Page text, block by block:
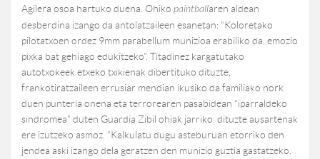
Agilera osoa hartuko duena. Ohiko paintballaren aldean
desberdina izango da antolatzaileen esanetan: “Koloretako
pilotatxoen ordez 9mm parabellum munizioa erabiliko da, emozio
pixka bat gehiago edukitzeko”. Titadinez kargatutako
autotxokeek etxeko txikienak dibertituko dituzte,
frankotiratzaileen errusiar mendian ikusiko da familiako nork
duen punteria onena eta terrorearen pasabidean “iparraldeko
sindromea” duten Guardia Zibil ohiak jarriko dituzte ausartenak
ere izutzeko asmoz. “Kalkulatu dugu asteburuan etorriko den
jendea aski izango dela geratzen den munizio guztia gastatzeko.